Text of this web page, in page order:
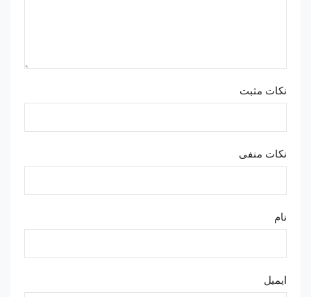
نکات مثبت
نکات منفی
نام
ایمیل